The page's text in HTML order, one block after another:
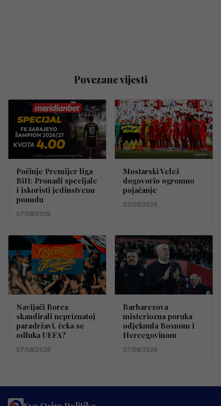
Povezane vijesti
Počinje Premijer liga
BiH: Pronađi specijale
i iskoristi jedinstvenu
ponudu
07/08/2026
Mostarski Velež
dogovorio ogromno
pojačanje
07/08/2026
Navijači Borca
skandirali nepriznatoj
paradržavi, čeka se
odluka UEFA?
07/08/2026
Barbarezova
misteriozna poruka
odjeknula Bosnom i
Hercegovinom
07/08/2026